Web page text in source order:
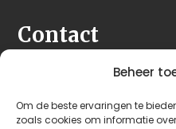
Beheer
Om de beste ervaringen te
zoals cookies om informatie
Contact
Seeleman &
3628 GD Kockengen